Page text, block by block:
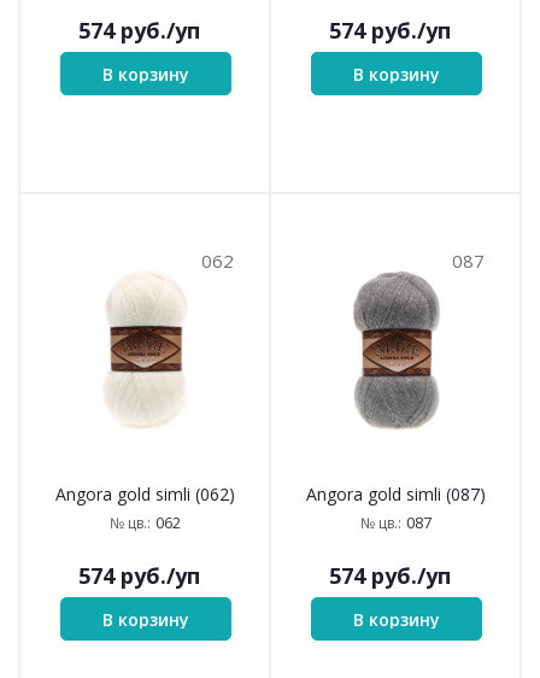
574руб./уп
В корзину
574руб./уп
В корзину
062
Angora gold simli (062)
№ цв.: 062
574руб./уп
В корзину
087
Angora gold simli (087)
№ цв.: 087
574руб./уп
В корзину